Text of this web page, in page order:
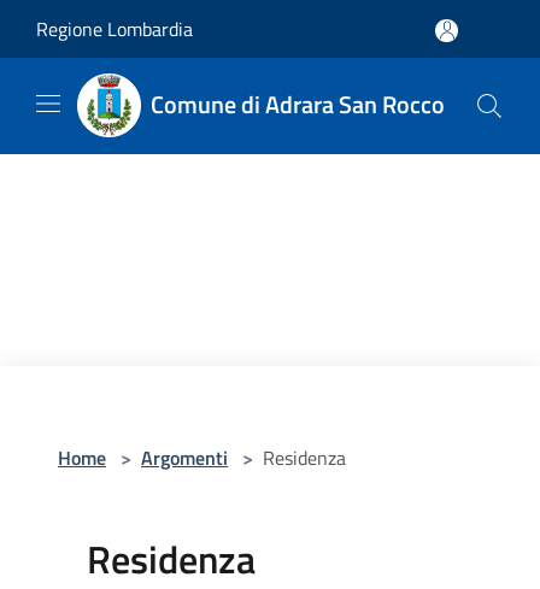
Regione Lombardia
Comune di Adrara San Rocco
Home > Argomenti > Residenza
Residenza